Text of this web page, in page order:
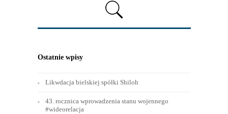
Ostatnie wpisy
Likwdacja bielskiej spółki Shiloh
43. rocznica wprowadzenia stanu wojennego
#wideorelacja